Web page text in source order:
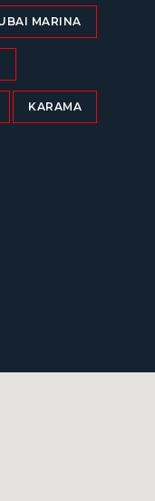
KARAMA
MARINA